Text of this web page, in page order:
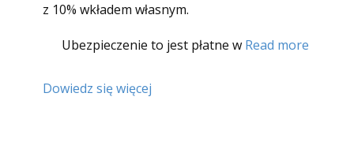
z 10% wkładem własnym.
Ubezpieczenie to jest płatne w Read more
Dowiedz się więcej